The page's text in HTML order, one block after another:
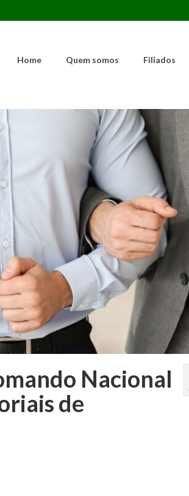
Home Quem somos Filiados
Nacional
de